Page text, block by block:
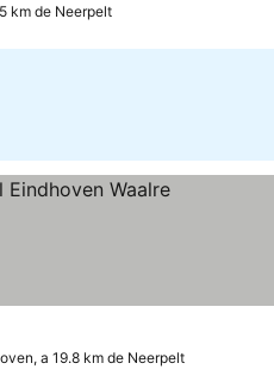
km de Neerpelt
a 19.8 km de Neerpelt